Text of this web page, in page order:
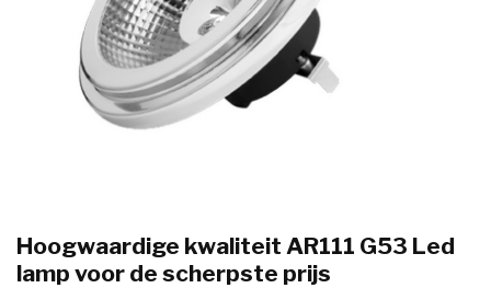
Hoogwaardige kwaliteit AR111 G53 Led
lamp voor de scherpste prijs